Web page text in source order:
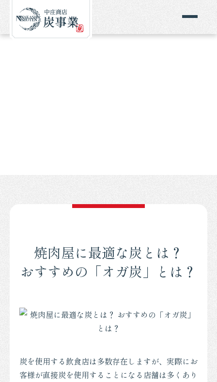
焼肉屋に最適な炭とは？
おすすめの「オガ炭」とは？
炭を使用する飲食店は多数存在しますが、実際にお
客様が直接炭を使用することになる店舗は多くあり